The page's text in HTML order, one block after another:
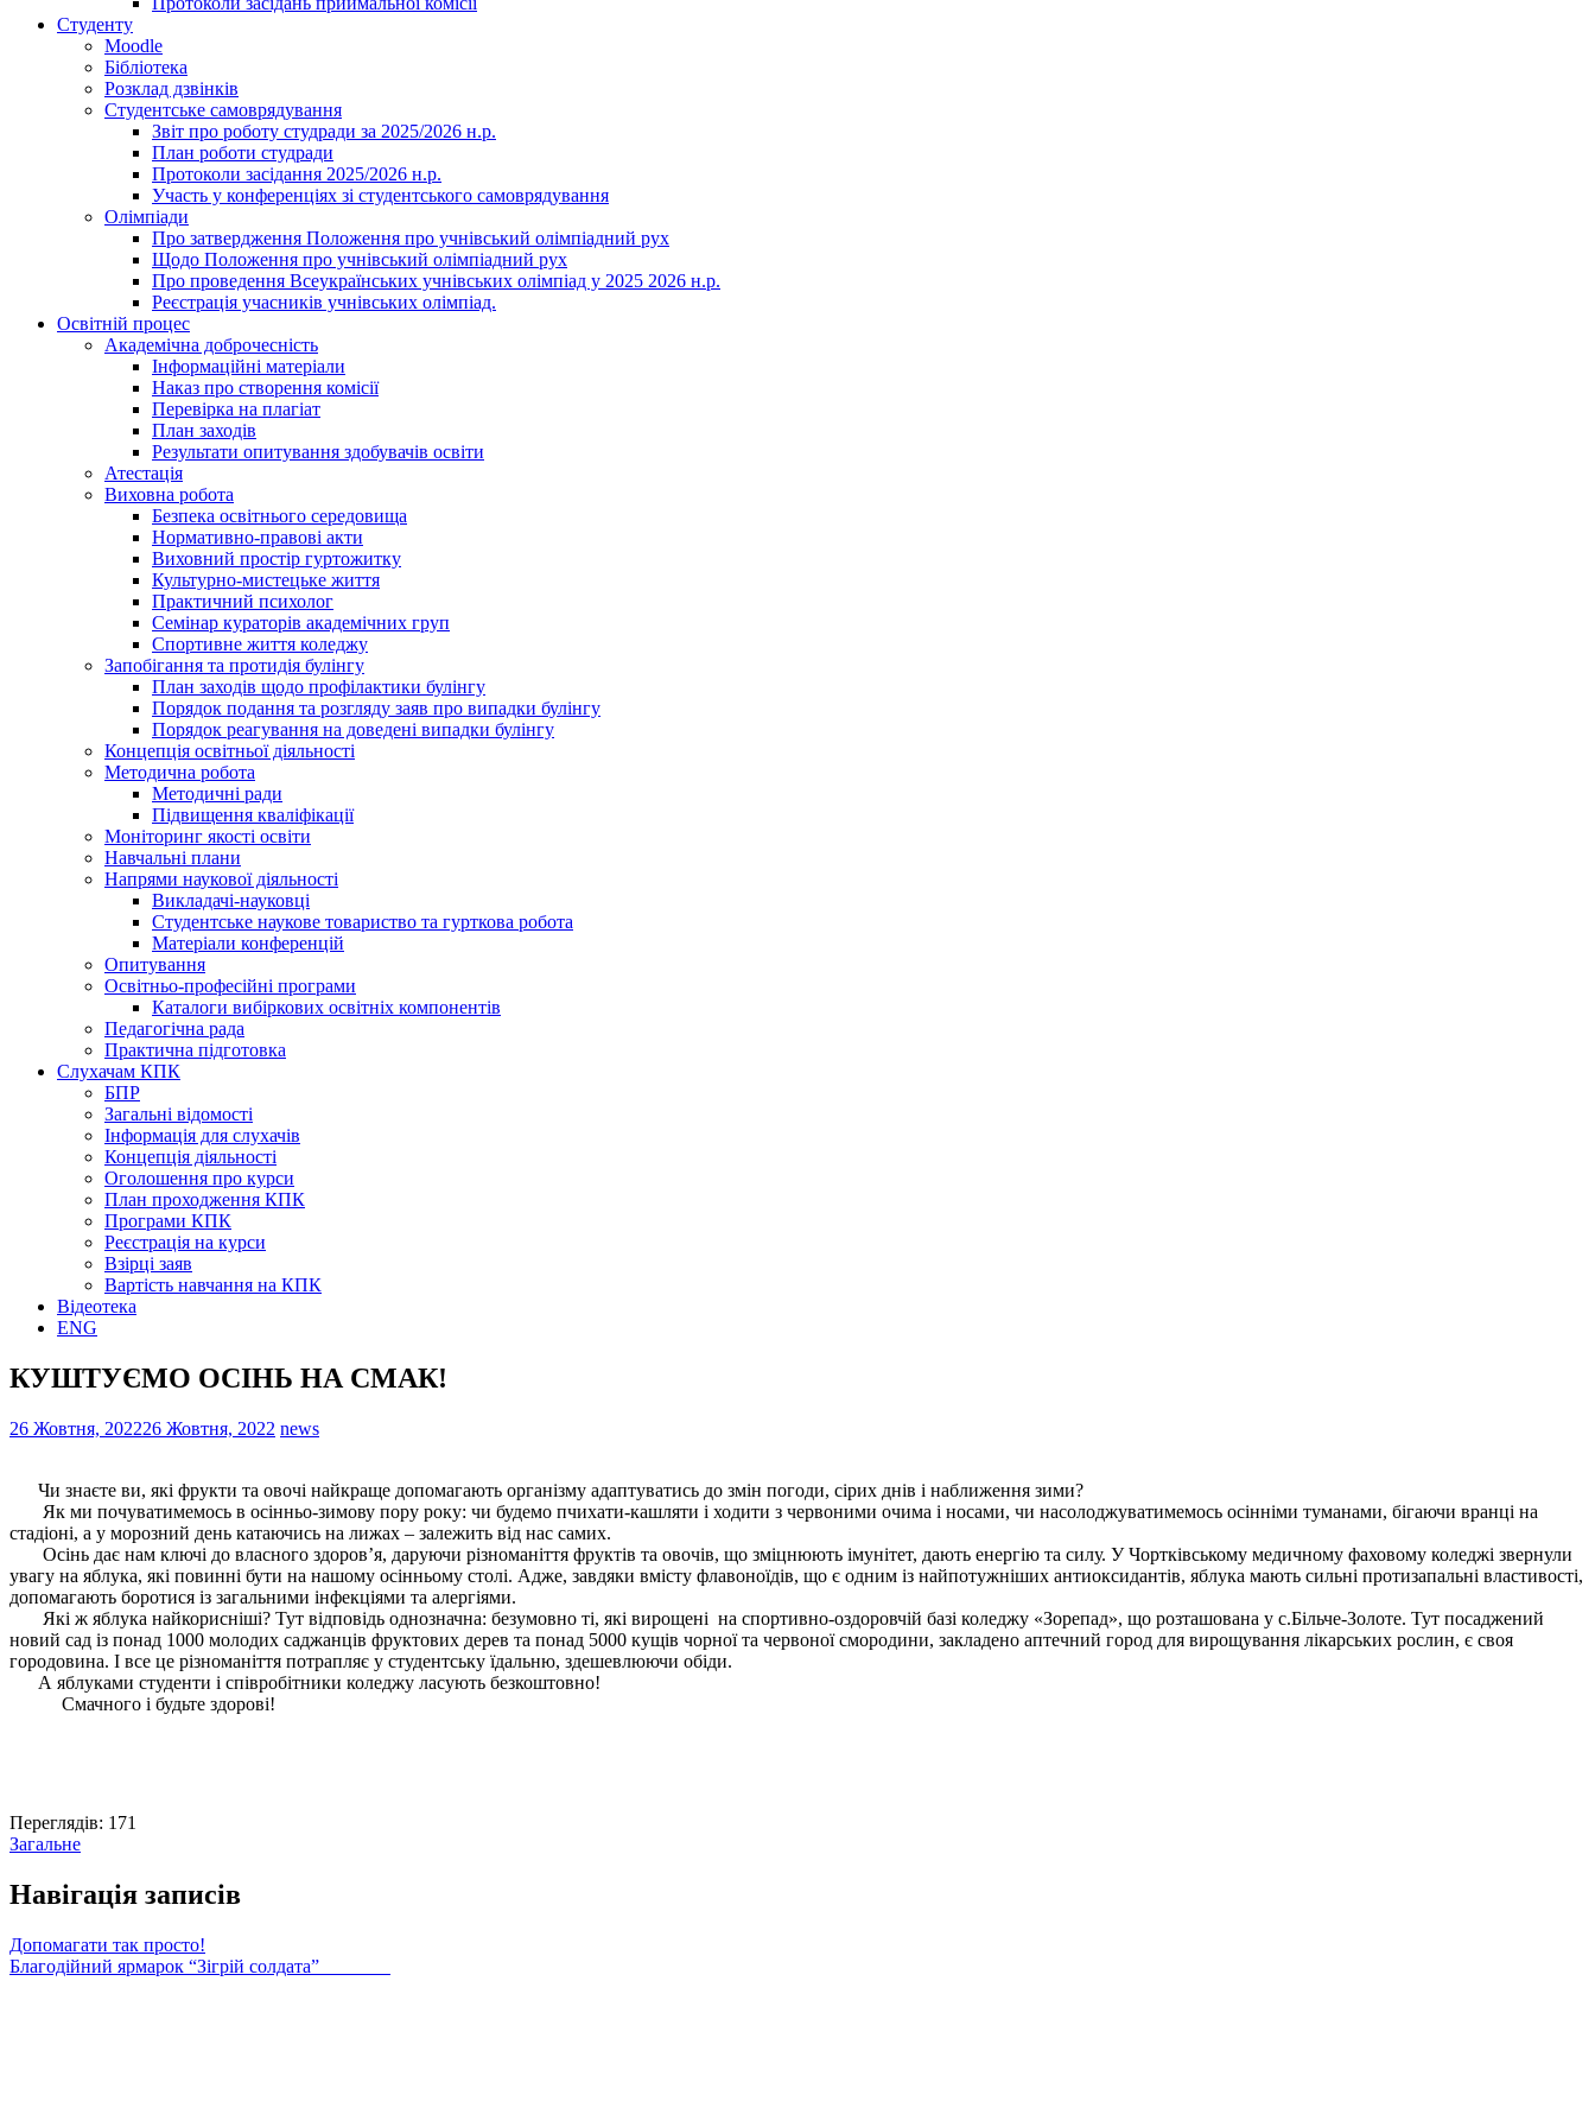
Студенту
Moodle
Бібліотека
Розклад дзвінків
Студентське самоврядування
Звіт про роботу студради за 2025/2026 н.р.
План роботи студради
Протоколи засідання 2025/2026 н.р.
Участь у конференціях зі студентського самоврядування
Олімпіади
Про затвердження Положення про учнівський олімпіадний рух
Щодо Положення про учнівський олімпіадний рух
Про проведення Всеукраїнських учнівських олімпіад у 2025 2026 н.р.
Реєстрація учасників учнівських олімпіад.
Освітній процес
Академічна доброчесність
Інформаційні матеріали
Наказ про створення комісії
Перевірка на плагіат
План заходів
Результати опитування здобувачів освіти
Атестація
Виховна робота
Безпека освітнього середовища
Нормативно-правові акти
Виховний простір гуртожитку
Культурно-мистецьке життя
Практичний психолог
Семінар кураторів академічних груп
Спортивне життя коледжу
Запобігання та протидія булінгу
План заходів щодо профілактики булінгу
Порядок подання та розгляду заяв про випадки булінгу
Порядок реагування на доведені випадки булінгу
Концепція освітньої діяльності
Методична робота
Методичні ради
Підвищення кваліфікації
Моніторинг якості освіти
Навчальні плани
Напрями наукової діяльності
Викладачі-науковці
Студентське наукове товариство та гурткова робота
Матеріали конференцій
Опитування
Освітньо-професійні програми
Каталоги вибіркових освітніх компонентів
Педагогічна рада
Практична підготовка
Слухачам КПК
БПР
Загальні відомості
Інформація для слухачів
Концепція діяльності
Оголошення про курси
План проходження КПК
Програми КПК
Реєстрація на курси
Взірці заяв
Вартість навчання на КПК
Відеотека
ENG
КУШТУЄМО ОСІНЬ НА СМАК!
26 Жовтня, 202226 Жовтня, 2022 news
Чи знаєте ви, які фрукти та овочі найкраще допомагають організму адаптуватись до змін погоди, сірих днів і наближення зими?
Як ми почуватимемось в осінньо-зимову пору року: чи будемо пчихати-кашляти і ходити з червоними очима і носами, чи насолоджуватимемось осінніми туманами, бігаючи вранці на
стадіоні, а у морозний день катаючись на лижах – залежить від нас самих.
Осінь дає нам ключі до власного здоров’я, даруючи різноманіття фруктів та овочів, що зміцнюють імунітет, дають енергію та силу. У Чортківському медичному фаховому коледжі звернули
увагу на яблука, які повинні бути на нашому осінньому столі. Адже, завдяки вмісту флавоноїдів, що є одним із найпотужніших антиоксидантів, яблука мають сильні протизапальні властивості,
допомагають боротися із загальними інфекціями та алергіями.
Які ж яблука найкорисніші? Тут відповідь однозначна: безумовно ті, які вирощені на спортивно-оздоровчій базі коледжу «Зорепад», що розташована у с.Більче-Золоте. Тут посаджений
новий сад із понад 1000 молодих саджанців фруктових дерев та понад 5000 кущів чорної та червоної смородини, закладено аптечний город для вирощування лікарських рослин, є своя
городовина. І все це різноманіття потрапляє у студентську їдальню, здешевлюючи обіди.
А яблуками студенти і співробітники коледжу ласують безкоштовно!
Смачного і будьте здорові!
Переглядів: 171
Загальне
Навігація записів
Допомагати так просто!
Благодійний ярмарок “Зігрій солдата”